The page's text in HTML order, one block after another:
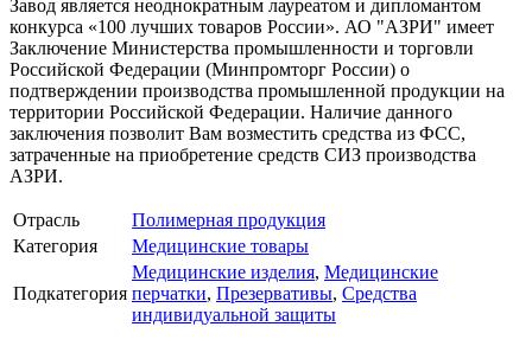
Завод является неоднократным лауреатом и дипломантом
конкурса «100 лучших товаров России». АО "АЗРИ" имеет
Заключение Министерства промышленности и торговли
Российской Федерации (Минпромторг России) о
подтверждении производства промышленной продукции на
территории Российской Федерации. Наличие данного
заключения позволит Вам возместить средства из ФСС,
затраченные на приобретение средств СИЗ производства
АЗРИ.
Отрасль
Полимерная продукция
Категория
Медицинские товары
Подкатегория
Медицинские изделия, Медицинские
перчатки, Презервативы, Средства
индивидуальной защиты